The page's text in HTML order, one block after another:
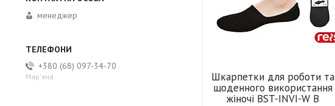
Шкарпетки для роботи та
щоденного використання
жіночі BST-INVI-W B
менеджер
+380 (68) 097-34-70
Мар'яна